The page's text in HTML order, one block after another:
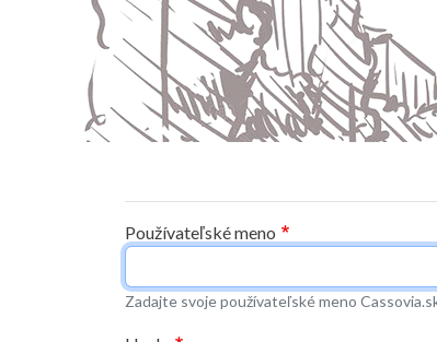
Používateľské meno
Zadajte svoje používateľské meno